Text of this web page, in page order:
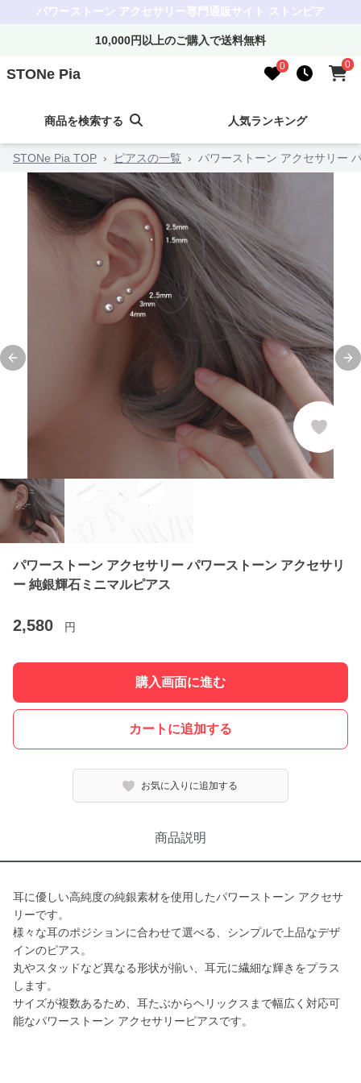
パワーストーン アクセサリー専門通販サイト ストンピア
10,000円以上のご購入で送料無料
STONe Pia 0 0
商品を検索する 人気ランキング
STONe Pia TOP › ピアスの一覧 › パワーストーン アクセサリー
Previous slide
パワーストーン アクセサリー パワーストーン アクセサリ
ー 純銀輝石ミニマルピアス
2,580 円
購入画面に進む
カートに追加する
お気に入りに追加する
商品説明
耳に優しい高純度の純銀素材を使用したパワーストーン アクセサ
リーです。
様々な耳のポジションに合わせて選べる、シンプルで上品なデザ
インのピアス。
丸やスタッドなど異なる形状が揃い、耳元に繊細な輝きをプラス
します。
サイズが複数あるため、耳たぶからヘリックスまで幅広く対応可
能なパワーストーン アクセサリーピアスです。